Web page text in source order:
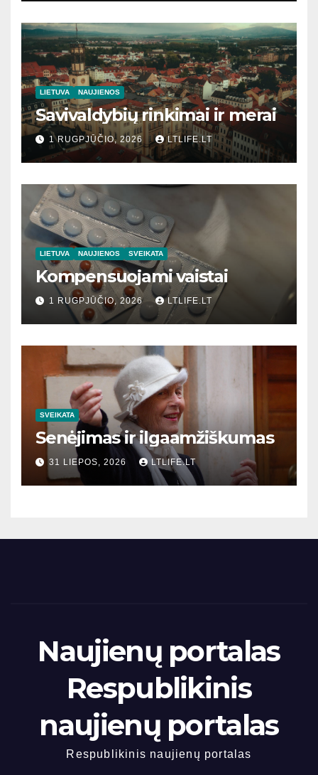
LIETUVA NAUJIENOS
Savivaldybių rinkimai ir merai
1 RUGPJŪČIO, 2026 LTLIFE.LT
LIETUVA NAUJIENOS SVEIKATA
Kompensuojami vaistai
1 RUGPJŪČIO, 2026 LTLIFE.LT
SVEIKATA
Senėjimas ir ilgaamžiškumas
31 LIEPOS, 2026 LTLIFE.LT
Naujienų portalas
Respublikinis
naujienų portalas
Respublikinis naujienų portalas